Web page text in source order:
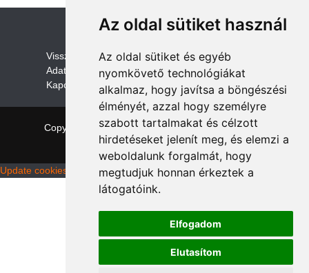
Az oldal sütiket használ
Az oldal sütiket és egyéb
nyomkövető technológiákat
alkalmaz, hogy javítsa a böngészési
élményét, azzal hogy személyre
szabott tartalmakat és célzott
hirdetéseket jelenít meg, és elemzi a
weboldalunk forgalmát, hogy
megtudjuk honnan érkeztek a
látogatóink.
Elfogadom
Elutasítom
Visszaküldési és visszatérítési szabályzat
Adatvédelem /GDPR
Kapcsolat
Copyright © 2026 quadalkatreszek.com | Theme:
NewStoreby ThemeFarmer
Update cookies preferences